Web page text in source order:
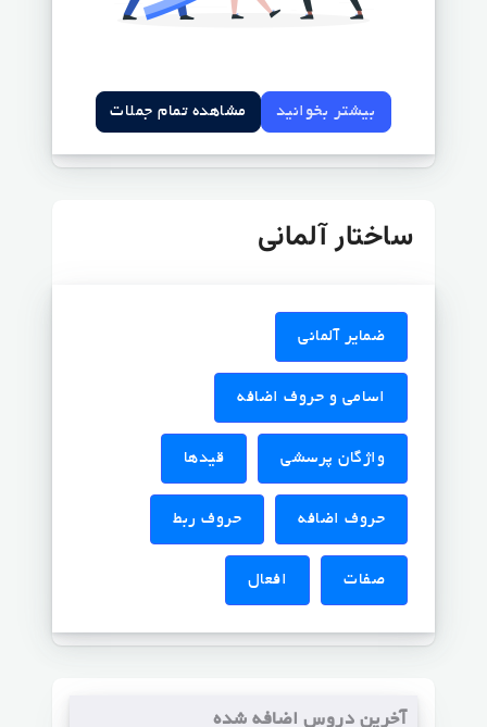
بیشتر بخوانید مشاهده تمام جملات
ساختار آلمانی
ضمایر آلمانی
اسامی و حروف اضافه
واژگان پرسشی قیدها
حروف اضافه حروف ربط
صفات افعال
آخرین دروس اضافه شده